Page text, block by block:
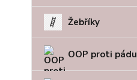
Žebříky
OOP proti pádu